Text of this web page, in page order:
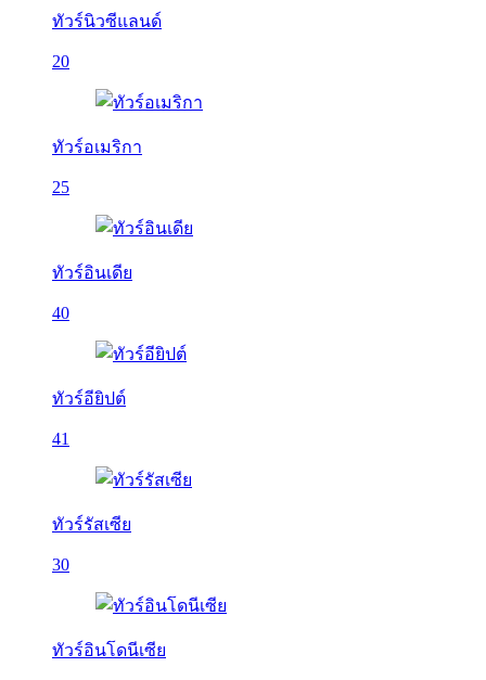
ทัวร์นิวซีแลนด์
20
ทัวร์อเมริกา
25
ทัวร์อินเดีย
40
ทัวร์อียิปต์
41
ทัวร์รัสเซีย
30
ทัวร์อินโดนีเซีย